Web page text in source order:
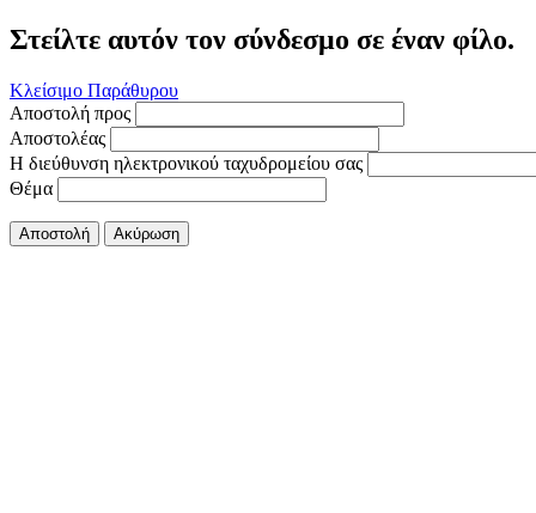
Στείλτε αυτόν τον σύνδεσμο σε έναν φίλο.
Κλείσιμο Παράθυρου
Αποστολή προς
Αποστολέας
Η διεύθυνση ηλεκτρονικού ταχυδρομείου σας
Θέμα
Αποστολή Ακύρωση